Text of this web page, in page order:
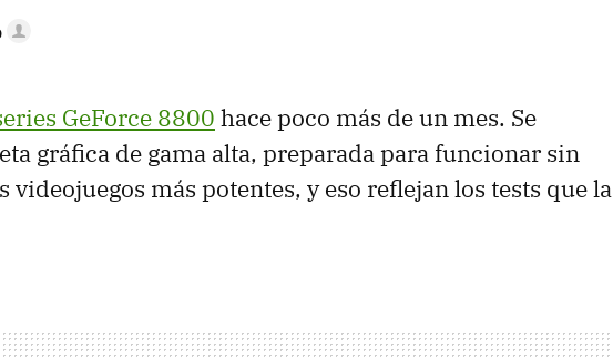
GeForce 8800 hace poco más de un mes. Se
gráfica de gama alta, preparada para funcionar sin
videojuegos más potentes, y eso reflejan los tests que la